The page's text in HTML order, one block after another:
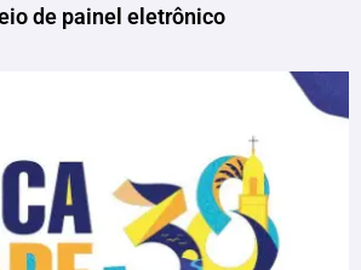
de painel eletrônico